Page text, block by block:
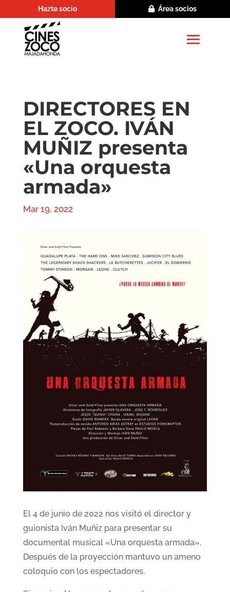
Hazte socio Área socios
DIRECTORES EN
EL ZOCO. IVÁN
MUÑIZ presenta
«Una orquesta
armada»
Mar 19, 2022
El 4 de junio de 2022 nos visitó el director y
guionista Iván Muñiz para presentar su
documental musical «Una orquesta armada».
Después de la proyección mantuvo un ameno
coloquio con los espectadores.